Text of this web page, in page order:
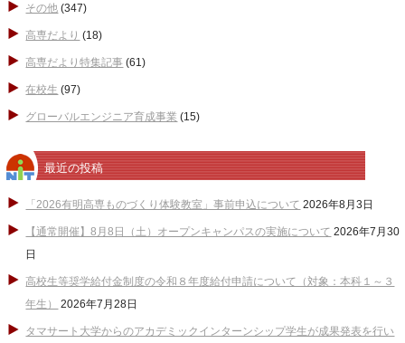
その他 (347)
高専だより (18)
高専だより特集記事 (61)
在校生 (97)
グローバルエンジニア育成事業 (15)
最近の投稿
「2026有明高専ものづくり体験教室」事前申込について 2026年8月3日
【通常開催】8月8日（土）オープンキャンパスの実施について 2026年7月30
日
高校生等奨学給付金制度の令和８年度給付申請について（対象：本科１～３
年生）
2026年7月28日
タマサート大学からのアカデミックインターンシップ学生が成果発表を行い